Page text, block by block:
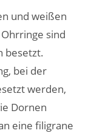
und weißen
sind
besetzt.
bei der
werden,
Dornen
eine filigrane